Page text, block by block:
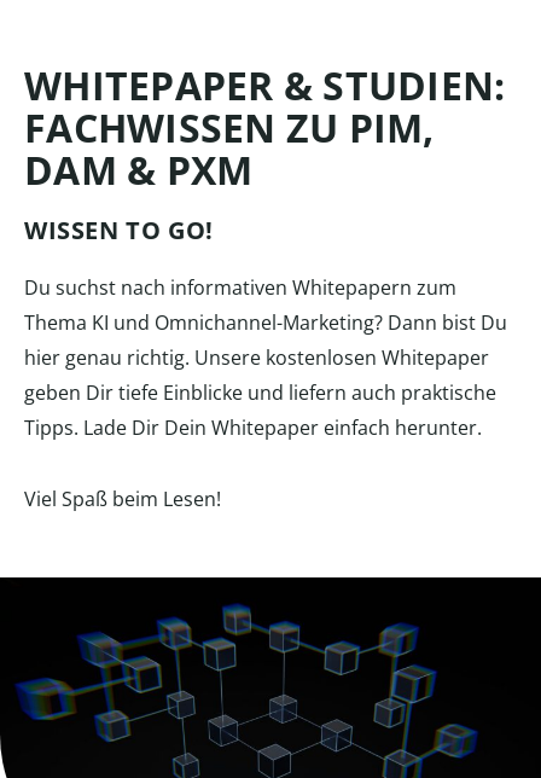
WHITEPAPER & STUDIEN:
FACHWISSEN ZU PIM,
DAM & PXM
WISSEN TO GO!
Du suchst nach informativen Whitepapern zum
Thema KI und Omnichannel-Marketing? Dann bist Du
hier genau richtig. Unsere kostenlosen Whitepaper
geben Dir tiefe Einblicke und liefern auch praktische
Tipps. Lade Dir Dein Whitepaper einfach herunter.
Viel Spaß beim Lesen!